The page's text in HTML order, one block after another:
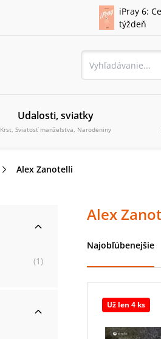
iPray 6:
týždeň
Udalosti, sviatky
Krst, Sviatosť manželstva, Narodeniny
Alex Zanotelli
(1 )
Alex
Najobľúbenejšie
Už len 4 ks